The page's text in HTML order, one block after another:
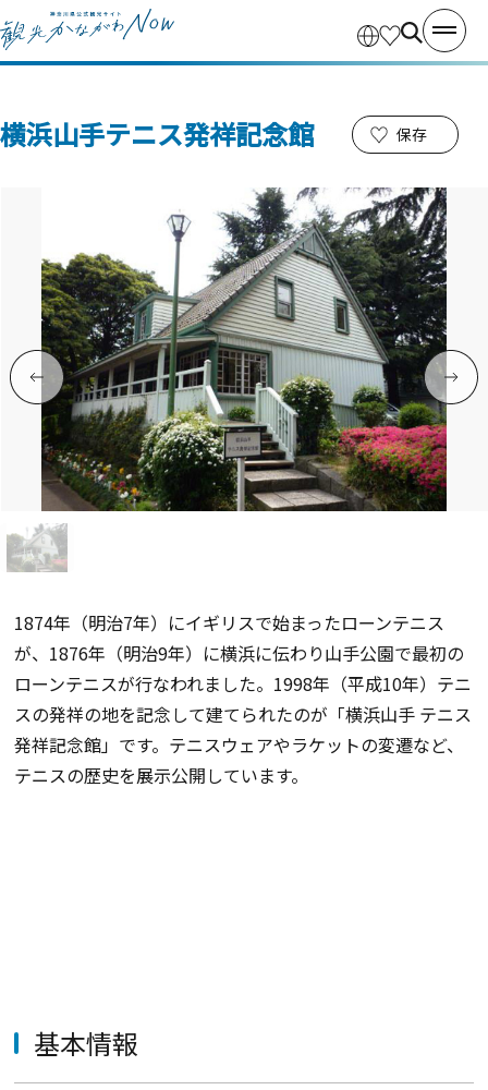
横浜山手テニス発祥記念館 保存
1874年（明治7年）にイギリスで始まったローンテニス
が、1876年（明治9年）に横浜に伝わり山手公園で最初の
ローンテニスが行なわれました。1998年（平成10年）テニ
スの発祥の地を記念して建てられたのが「横浜山手 テニス
発祥記念館」です。テニスウェアやラケットの変遷など、
テニスの歴史を展示公開しています。
基本情報